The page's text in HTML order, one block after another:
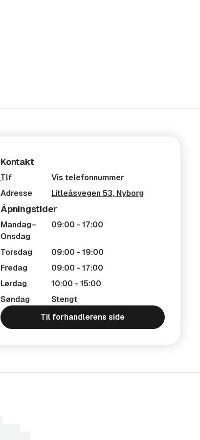
Kontakt
Tlf
Vis telefonnummer
Adresse
Litleåsvegen 53, Nyborg
Åpningstider
Mandag–
Onsdag
09:00 - 17:00
Torsdag
09:00 - 19:00
Fredag
09:00 - 17:00
Lørdag
10:00 - 15:00
Søndag
Stengt
Til forhandlerens side